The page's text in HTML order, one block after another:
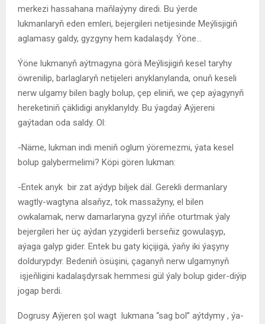
merkezi hassahana maňlaýyny diredi. Bu ýerde
lukmanlaryň eden emleri, bejergileri netijesinde Meýlisjigiň
aglamasy galdy, gyzgyny hem kadalaşdy. Ýöne…
Ýöne lukmanyň aýtmagyna görä Meýlisjigiň kesel taryhy
öwrenilip, barlaglaryň netijeleri anyklanylanda, onuň keseli
nerw ulgamy bilen bagly bolup, çep eliniň, we çep aýagynyň
hereketiniň çäklidigi anyklanyldy. Bu ýagdaý Aýjereni
gaýtadan oda saldy. Ol:
-Näme, lukman indi meniň oglum ýöremezmi, ýata kesel
bolup galybermelimi? Köpi gören lukman:
-Entek anyk bir zat aýdyp biljek däl. Gerekli dermanlary
wagtly-wagtyna alsaňyz, tok massažyny, el bilen
owkalamak, nerw damarlaryna gyzyl iňňe oturtmak ýaly
bejergileri her üç aýdan yzygiderli berseňiz gowulaşyp,
aýaga galyp gider. Entek bu gaty kiçijigä, ýaňy iki ýaşyny
doldurypdyr. Bedeniň ösüşini, çaganyň nerw ulgamynyň
işjeňligini kadalaşdyrsak hemmesi gül ýaly bolup gider-diýip
jogap berdi.
Dogrusy Aýjeren şol wagt lukmana “sag bol” aýtdymy , ýa-